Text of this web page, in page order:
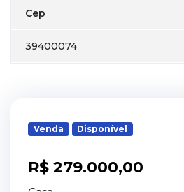
Cep
39400074
Venda Disponível
R$ 279.000,00